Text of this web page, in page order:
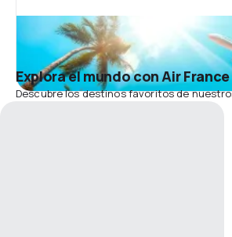
Explora el mundo con Air France
Descubre los destinos favoritos de